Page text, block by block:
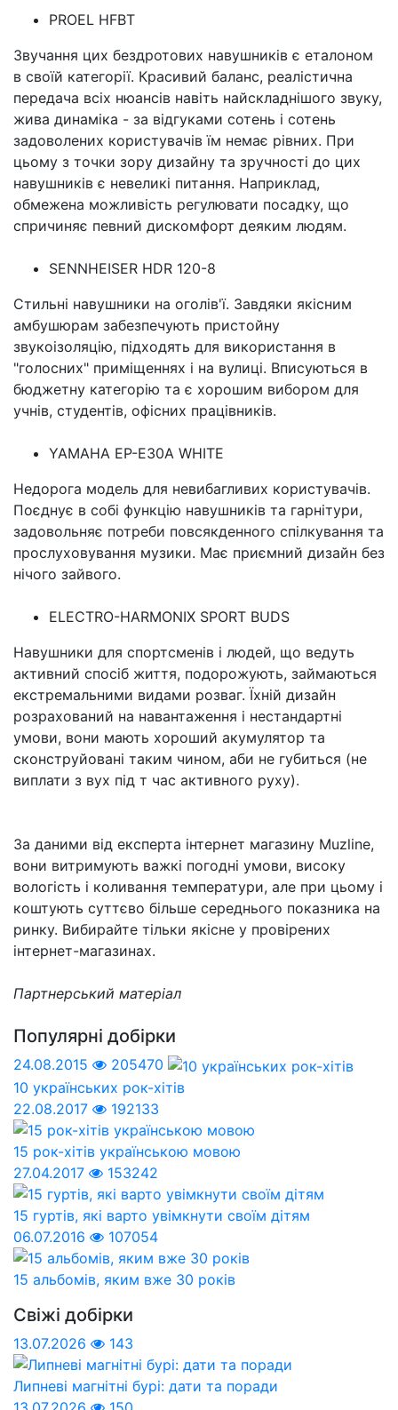
PROEL HFBT
Звучання цих бездротових навушників є еталоном
в своїй категорії. Красивий баланс, реалістична
передача всіх нюансів навіть найскладнішого звуку,
жива динаміка - за відгуками сотень і сотень
задоволених користувачів їм немає рівних. При
цьому з точки зору дизайну та зручності до цих
навушників є невеликі питання. Наприклад,
обмежена можливість регулювати посадку, що
спричиняє певний дискомфорт деяким людям.
SENNHEISER HDR 120-8
Стильні навушники на оголів'ї. Завдяки якісним
амбушюрам забезпечують пристойну
звукоізоляцію, підходять для використання в
"голосних" приміщеннях і на вулиці. Вписуються в
бюджетну категорію та є хорошим вибором для
учнів, студентів, офісних працівників.
YAMAHA EP-E30A WHITE
Недорога модель для невибагливих користувачів.
Поєднує в собі функцію навушників та гарнітури,
задовольняє потреби повсякденного спілкування та
прослуховування музики. Має приємний дизайн без
нічого зайвого.
ELECTRO-HARMONIX SPORT BUDS
Навушники для спортсменів і людей, що ведуть
активний спосіб життя, подорожують, займаються
екстремальними видами розваг. Їхній дизайн
розрахований на навантаження і нестандартні
умови, вони мають хороший акумулятор та
сконструйовані таким чином, аби не губиться (не
виплати з вух під т час активного руху).
За даними від експерта інтернет магазину Muzline,
вони витримують важкі погодні умови, високу
вологість і коливання температури, але при цьому і
коштують суттєво більше середнього показника на
ринку. Вибирайте тільки якісне у провірених
інтернет-магазинах.
Партнерський матеріал
Популярні добірки
24.08.2015
205470
10 українських рок-хітів
22.08.2017
192133
15 рок-хітів українською мовою
27.04.2017
153242
15 гуртів, які варто увімкнути своїм дітям
06.07.2016
107054
15 альбомів, яким вже 30 років
Свіжі добірки
13.07.2026 143
Липневі магнітні бурі: дати та поради